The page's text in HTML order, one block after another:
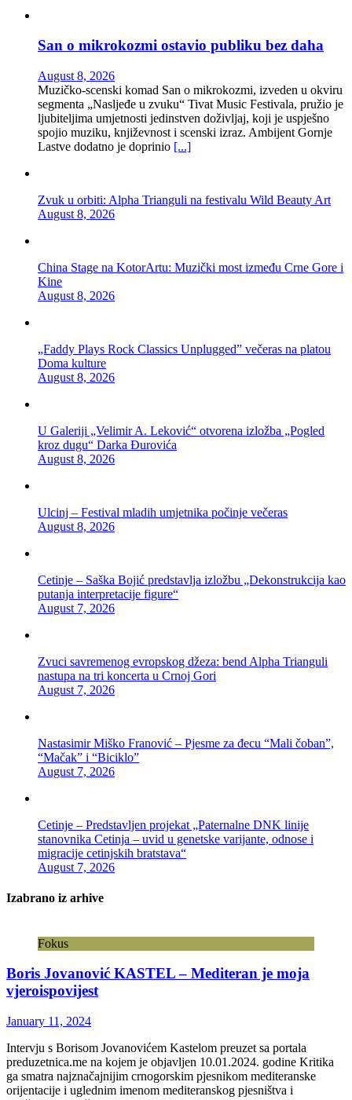
San o mikrokozmi ostavio publiku bez daha
August 8, 2026
Muzičko-scenski komad San o mikrokozmi, izveden u okviru
segmenta „Nasljeđe u zvuku“ Tivat Music Festivala, pružio je
ljubiteljima umjetnosti jedinstven doživljaj, koji je uspješno
spojio muziku, književnost i scenski izraz. Ambijent Gornje
Lastve dodatno je doprinio [...]
Zvuk u orbiti: Alpha Trianguli na festivalu Wild Beauty Art
August 8, 2026
China Stage na KotorArtu: Muzički most između Crne Gore i
Kine
August 8, 2026
„Faddy Plays Rock Classics Unplugged” večeras na platou
Doma kulture
August 8, 2026
U Galeriji „Velimir A. Leković“ otvorena izložba „Pogled
kroz dugu“ Darka Đurovića
August 8, 2026
Ulcinj – Festival mladih umjetnika počinje večeras
August 8, 2026
Cetinje – Saška Bojić predstavlja izložbu „Dekonstrukcija kao
putanja interpretacije figure“
August 7, 2026
Zvuci savremenog evropskog džeza: bend Alpha Trianguli
nastupa na tri koncerta u Crnoj Gori
August 7, 2026
Nastasimir Miško Franović – Pjesme za đecu “Mali čoban”,
“Mačak” i “Biciklo”
August 7, 2026
Cetinje – Predstavljen projekat „Paternalne DNK linije
stanovnika Cetinja – uvid u genetske varijante, odnose i
migracije cetinjskih bratstava“
August 7, 2026
Izabrano iz arhive
Fokus
Boris Jovanović KASTEL – Mediteran je moja
vjeroispovijest
January 11, 2024
Intervju s Borisom Jovanovićem Kastelom preuzet sa portala
preduzetnica.me na kojem je objavljen 10.01.2024. godine Kritika
ga smatra najznačajnijim crnogorskim pjesnikom mediteranske
orijentacije i uglednim imenom mediteranskog pjesništva i